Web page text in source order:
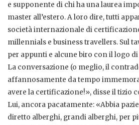
e supponente di chi ha una laurea
master all’estero. A loro dire, tutti
società internazionale di
millennials e business travellers. Sul
per appunti e alcune biro con il logo
La conversazione (o meglio, il
affannosamente da tempo
avere la certificazione!», disse il tizio
Lui, ancora pacatamente: «Abbia
diretto alberghi, grandi alberghi, per